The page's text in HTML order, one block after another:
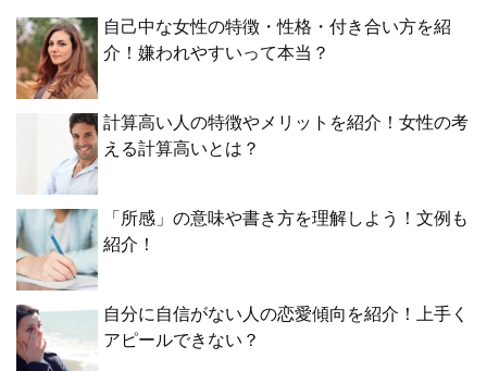
自己中な女性の特徴・性格・付き合い方を紹
介！嫌われやすいって本当？
計算高い人の特徴やメリットを紹介！女性の考
える計算高いとは？
「所感」の意味や書き方を理解しよう！文例も
紹介！
自分に自信がない人の恋愛傾向を紹介！上手く
アピールできない？